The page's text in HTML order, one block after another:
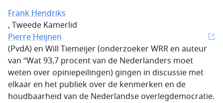
Frank Hendriks
, Tweede Kamerlid
Pierre Heijnen
(PvdA) en Will Tiemeijer (onderzoeker WRR en auteur
van “Wat 93,7 procent van de Nederlanders moet
weten over opiniepeilingen) gingen in discussie met
elkaar en het publiek over de kenmerken en de
houdbaarheid van de Nederlandse overlegdemocratie.